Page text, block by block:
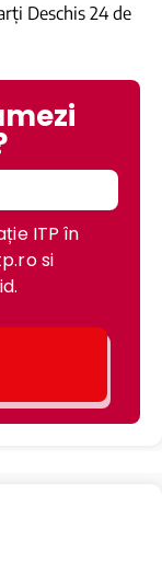
Deschis 24 de
ITP în
si